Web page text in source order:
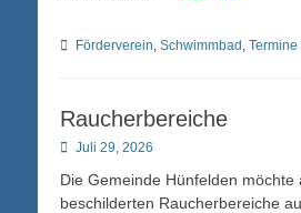
Kategorien
Förderverein Schwimmbad Termine
Raucherbereiche
Posted
Juli 29, 2026
Die Gemeinde Hünfelden möchte
beschilderten Raucherbereiche